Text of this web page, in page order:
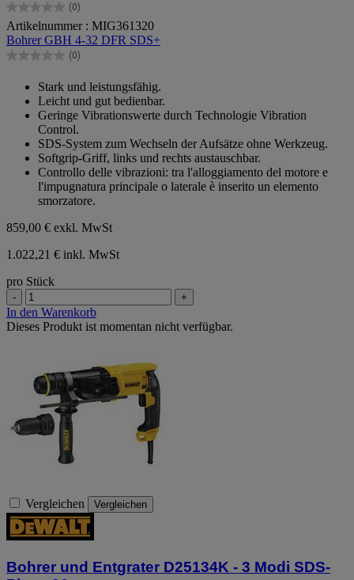
(0)
0.0
von
5
Sternen.
Artikelnummer : MIG361320
Bohrer GBH 4-32 DFR SDS+
(0)
0.0
Sternen.
Stark und leistungsfähig.
Leicht und gut bedienbar.
Geringe Vibrationswerte durch Technologie Vibration
Control.
SDS-System zum Wechseln der Aufsätze ohne Werkzeug.
Softgrip-Griff, links und rechts austauschbar.
Controllo delle vibrazioni: tra l'alloggiamento del motore e
l'impugnatura principale o laterale è inserito un elemento
smorzatore.
859,00 € exkl. MwSt
1.022,21 € inkl. MwSt
pro Stück
- +
In den Warenkorb
Dieses Produkt ist momentan nicht verfügbar.
Vergleichen Vergleichen
Bohrer und Entgrater D25134K - 3 Modi SDS-